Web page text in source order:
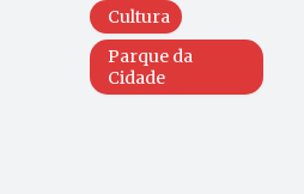
Cultura
Parque da
Cidade